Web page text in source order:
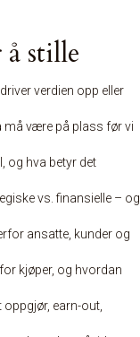
å stille
verdien opp eller
må være på plass før vi
og hva betyr det
vs. finansielle – og
ansatte, kunder og
kjøper, og hvordan
earn-out,